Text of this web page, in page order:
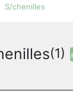
S/chenilles
(1)